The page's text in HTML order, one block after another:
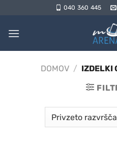
vsebino
040 360 445
DOMOV / IZDELKI